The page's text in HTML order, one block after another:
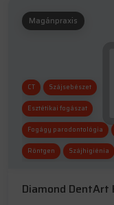
Magánpraxis
CT Szájsebészet
Esztétikai fogászat
Fogágy parodontológia
Röntgen Szájhigiénia
Diamond